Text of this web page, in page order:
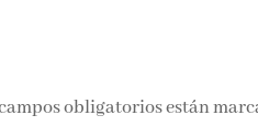
obligatorios están